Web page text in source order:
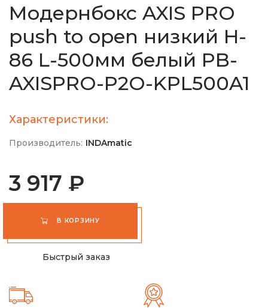
Модернбокс AXIS PRO
push to open низкий H-
86 L-500мм белый PB-
AXISPRO-P2O-KPL500A1
Характеристики:
Производитель: INDAmatic
3 917 ₽
В КОРЗИНУ
Быстрый заказ